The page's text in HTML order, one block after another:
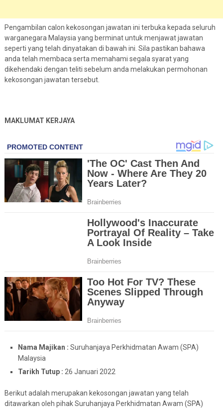
Pengambilan calon kekosongan jawatan ini terbuka kepada seluruh
warganegara Malaysia yang berminat untuk menjawat jawatan
seperti yang telah dinyatakan di bawah ini. Sila pastikan bahawa
anda telah membaca serta memahami segala syarat yang
dikehendaki dengan teliti sebelum anda melakukan permohonan
kekosongan jawatan tersebut.
MAKLUMAT KERJAYA
Nama Majikan : Suruhanjaya Perkhidmatan Awam (SPA)
Malaysia
Tarikh Tutup : 26 Januari 2022
Berikut adalah merupakan kekosongan jawatan yang telah
ditawarkan oleh pihak Suruhanjaya Perkhidmatan Awam (SPA)